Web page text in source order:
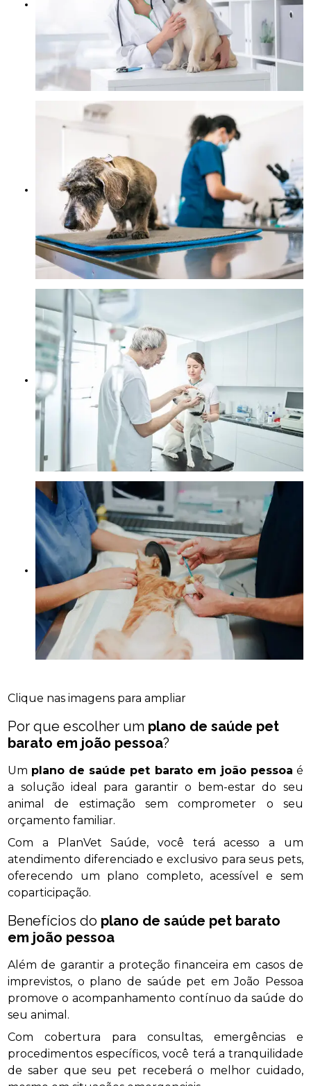
Clique nas imagens para ampliar
Por que escolher um plano de saúde pet
barato em joão pessoa?
Um plano de saúde pet barato em joão pessoa é
a solução ideal para garantir o bem-estar do seu
animal de estimação sem comprometer o seu
orçamento familiar.
Com a PlanVet Saúde, você terá acesso a um
atendimento diferenciado e exclusivo para seus pets,
oferecendo um plano completo, acessível e sem
coparticipação.
Benefícios do plano de saúde pet barato
em joão pessoa
Além de garantir a proteção financeira em casos de
imprevistos, o plano de saúde pet em João Pessoa
promove o acompanhamento contínuo da saúde do
seu animal.
Com cobertura para consultas, emergências e
procedimentos específicos, você terá a tranquilidade
de saber que seu pet receberá o melhor cuidado,